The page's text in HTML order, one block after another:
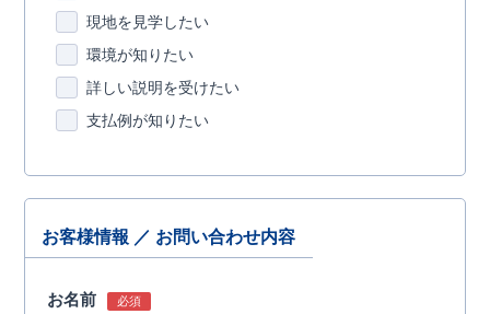
現地を見学したい
環境が知りたい
詳しい説明を受けたい
支払例が知りたい
お客様情報 ／ お問い合わせ内容
お名前 必須